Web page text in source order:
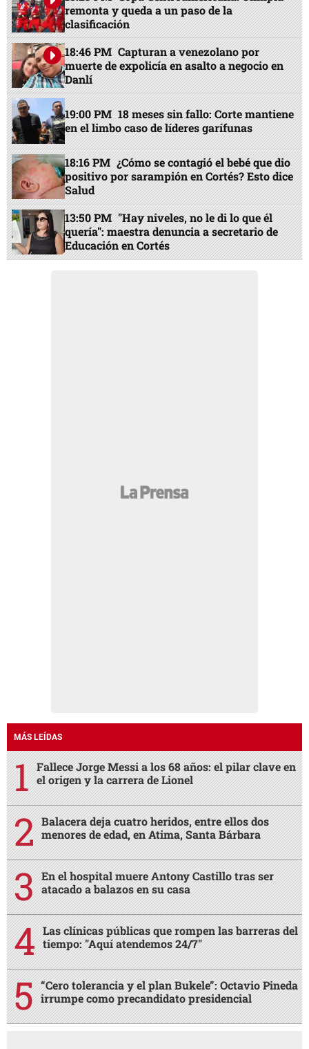
remonta y queda a un paso de la
clasificación
18:46 PM Capturan a venezolano por
muerte de expolicía en asalto a negocio en
Danlí
19:00 PM 18 meses sin fallo: Corte mantiene
en el limbo caso de líderes garífunas
18:16 PM ¿Cómo se contagió el bebé que dio
positivo por sarampión en Cortés? Esto dice
Salud
13:50 PM "Hay niveles, no le di lo que él
quería": maestra denuncia a secretario de
Educación en Cortés
MÁS LEÍDAS
Fallece Jorge Messi a los 68 años: el pilar clave en
el origen y la carrera de Lionel
Balacera deja cuatro heridos, entre ellos dos
menores de edad, en Atima, Santa Bárbara
En el hospital muere Antony Castillo tras ser
atacado a balazos en su casa
Las clínicas públicas que rompen las barreras del
tiempo: "Aquí atendemos 24/7"
“Cero tolerancia y el plan Bukele”: Octavio Pineda
irrumpe como precandidato presidencial